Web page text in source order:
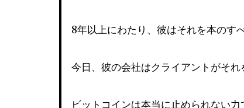
8年以上にわたり、彼はそれを本のす
今日、彼の会社はクライアントがそれ
ビットコインは本当に止められない力